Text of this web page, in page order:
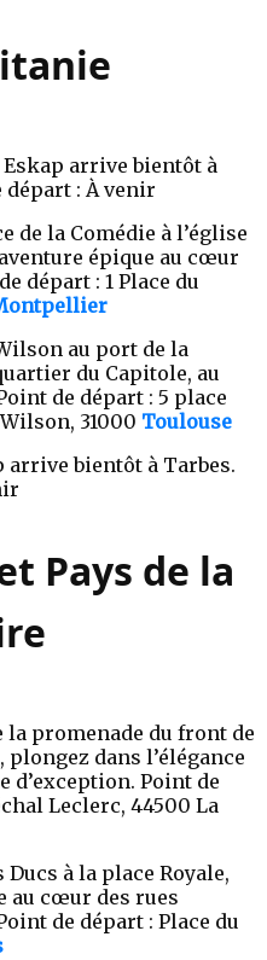
Eskap arrive bientôt à
départ : À venir
de la Comédie à l’église
épique au cœur
départ : 1 Place du
au port de la
du Capitole, au
de départ : 5 place
31000 Toulouse
arrive bientôt à Tarbes.
Pays de la
la promenade du front de
dans l’élégance
d’exception. Point de
Leclerc, 44500 La
Ducs à la place Royale,
au cœur des rues
de départ : Place du